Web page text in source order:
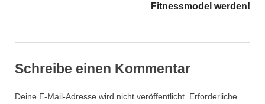
Fitnessmodel werden!
Schreibe einen Kommentar
Deine E-Mail-Adresse wird nicht veröffentlicht. Erforderliche